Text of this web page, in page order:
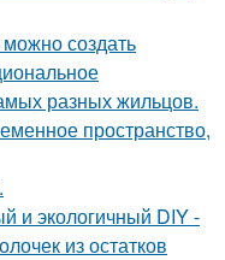
можно создать
разных жильцов.
пространство,
и экологичный DIY -
из остатков